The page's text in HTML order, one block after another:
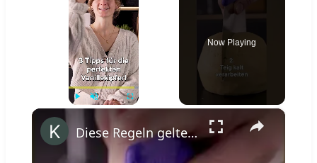
Now Playing
×
Diese Regeln gelten für köstliche Vanillekipferl - Rezept auf kitchenstories.de #siemenshome